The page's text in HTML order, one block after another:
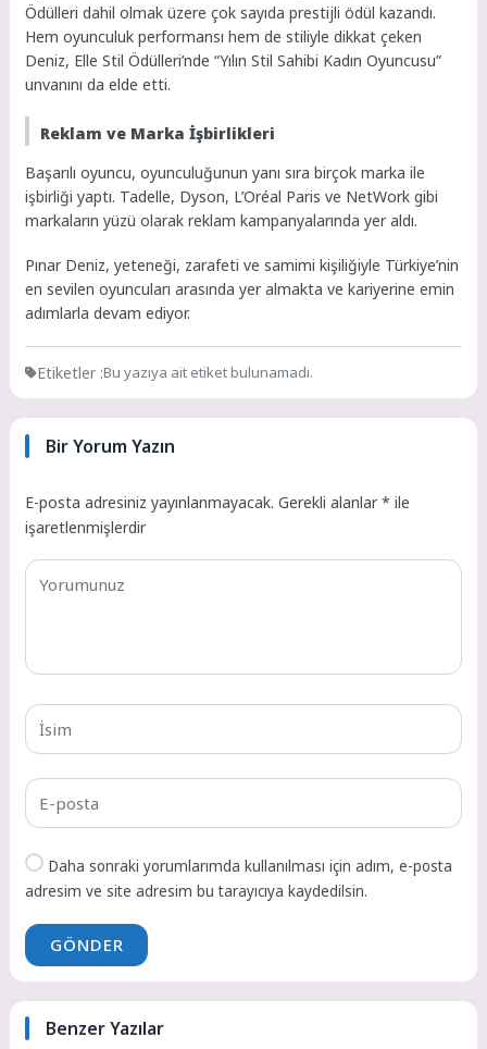
Ödülleri dahil olmak üzere çok sayıda prestijli ödül kazandı.
Hem oyunculuk performansı hem de stiliyle dikkat çeken
Deniz, Elle Stil Ödülleri’nde “Yılın Stil Sahibi Kadın Oyuncusu”
unvanını da elde etti.
Reklam ve Marka İşbirlikleri
Başarılı oyuncu, oyunculuğunun yanı sıra birçok marka ile
işbirliği yaptı. Tadelle, Dyson, L’Oréal Paris ve NetWork gibi
markaların yüzü olarak reklam kampanyalarında yer aldı.
Pınar Deniz, yeteneği, zarafeti ve samimi kişiliğiyle Türkiye’nin
en sevilen oyuncuları arasında yer almakta ve kariyerine emin
adımlarla devam ediyor.
Etiketler :Bu yazıya ait etiket bulunamadı.
Bir Yorum Yazın
E-posta adresiniz yayınlanmayacak. Gerekli alanlar* ile
işaretlenmişlerdir
Daha sonraki yorumlarımda kullanılması için adım, e-posta
adresim ve site adresim bu tarayıcıya kaydedilsin.
GÖNDER
Benzer Yazılar